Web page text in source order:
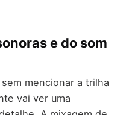
e do som
mencionar a trilha
vai ver uma